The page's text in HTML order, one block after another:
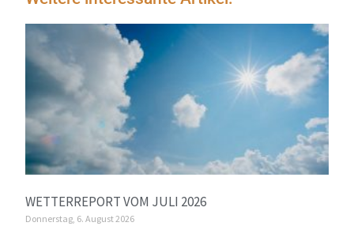
WETTERREPORT VOM JULI 2026
Donnerstag, 6. August 2026